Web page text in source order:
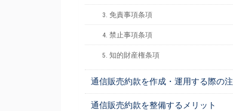
3. 免責事項条項
4. 禁止事項条項
5. 知的財産権条項
通信販売約款を作成・運用する際の
通信販売約款を整備するメリット